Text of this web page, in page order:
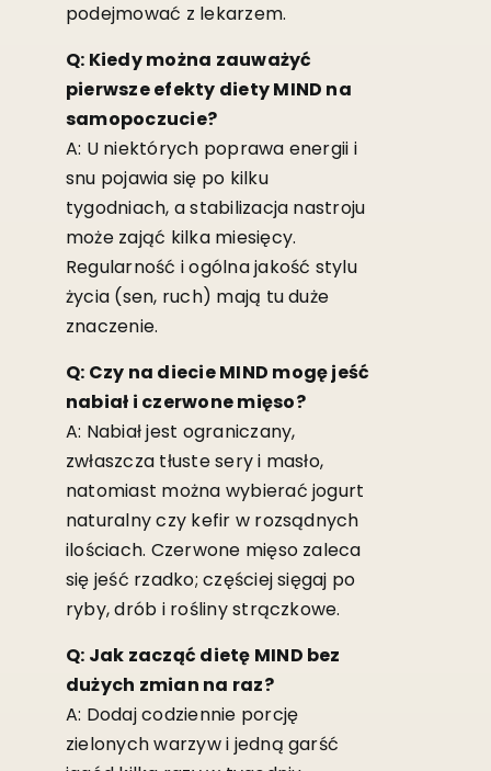
podejmować z lekarzem.
Q: Kiedy można zauważyć
pierwsze efekty diety MIND na
samopoczucie?
A: U niektórych poprawa energii i
snu pojawia się po kilku
tygodniach, a stabilizacja nastroju
może zająć kilka miesięcy.
Regularność i ogólna jakość stylu
życia (sen, ruch) mają tu duże
znaczenie.
Q: Czy na diecie MIND mogę jeść
nabiał i czerwone mięso?
A: Nabiał jest ograniczany,
zwłaszcza tłuste sery i masło,
natomiast można wybierać jogurt
naturalny czy kefir w rozsądnych
ilościach. Czerwone mięso zaleca
się jeść rzadko; częściej sięgaj po
ryby, drób i rośliny strączkowe.
Q: Jak zacząć dietę MIND bez
dużych zmian na raz?
A: Dodaj codziennie porcję
zielonych warzyw i jedną garść